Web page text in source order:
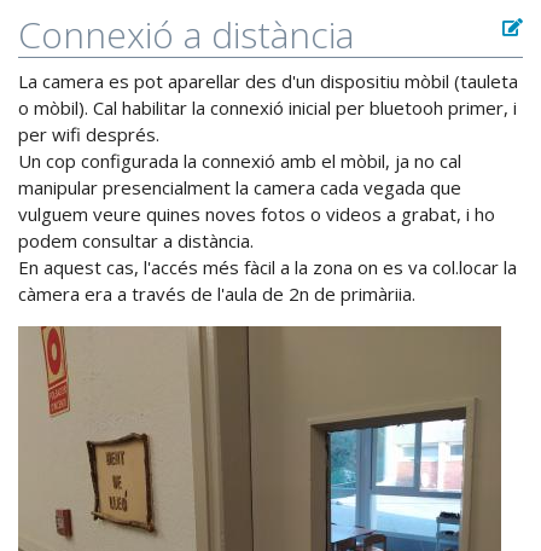
Connexió a distància
La camera es pot aparellar des d'un dispositiu mòbil (tauleta
o mòbil). Cal habilitar la connexió inicial per bluetooh primer, i
per wifi després.
Un cop configurada la connexió amb el mòbil, ja no cal
manipular presencialment la camera cada vegada que
vulguem veure quines noves fotos o videos a grabat, i ho
podem consultar a distància.
En aquest cas, l'accés més fàcil a la zona on es va col.locar la
càmera era a través de l'aula de 2n de primàriia.